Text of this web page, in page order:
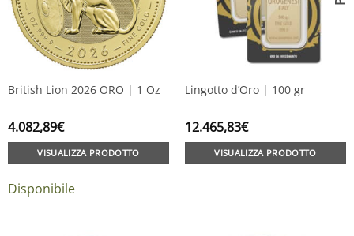
British Lion 2026 ORO | 1 Oz
4.082,89€
VISUALIZZA PRODOTTO
Disponibile
Lingotto d’Oro | 100 gr
12.465,83€
VISUALIZZA PRODOTTO